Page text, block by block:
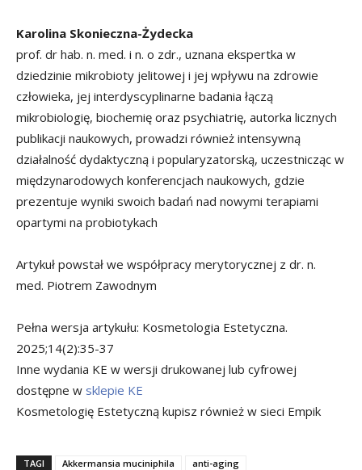
Karolina Skonieczna-Żydecka
prof. dr hab. n. med. i n. o zdr., uznana ekspertka w
dziedzinie mikrobioty jelitowej i jej wpływu na zdrowie
człowieka, jej interdyscyplinarne badania łączą
mikrobiologię, biochemię oraz psychiatrię, autorka licznych
publikacji naukowych, prowadzi również intensywną
działalność dydaktyczną i popularyzatorską, uczestnicząc w
międzynarodowych konferencjach naukowych, gdzie
prezentuje wyniki swoich badań nad nowymi terapiami
opartymi na probiotykach
Artykuł powstał we współpracy merytorycznej z dr. n.
med. Piotrem Zawodnym
Pełna wersja artykułu: Kosmetologia Estetyczna.
2025;14(2):35-37
Inne wydania KE w wersji drukowanej lub cyfrowej
dostępne w sklepie KE
Kosmetologię Estetyczną kupisz również w sieci Empik
TAGI Akkermansia muciniphila
anti-aging